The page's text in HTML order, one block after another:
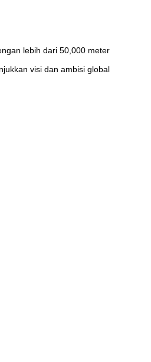
lebih dari 50,000 meter
visi dan ambisi global